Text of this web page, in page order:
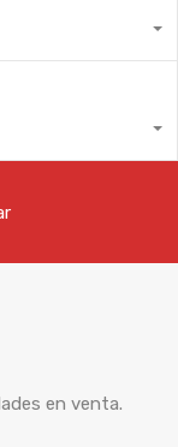
en venta.